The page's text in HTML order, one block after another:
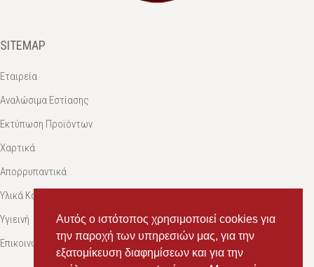
Αυτός ο ιστότοπος χρησιμοποιεί cookies για
την παροχή των υπηρεσιών μας, για την
εξατομίκευση διαφημίσεων και για την
SITEMAP
Εταιρεία
Αναλώσιμα Εστίασης
Εκτύπωση Προϊόντων
Χαρτικά
Απορρυπαντικά
Υλικά Καθαρισμού
Υγιεινή
Επικοινωνία